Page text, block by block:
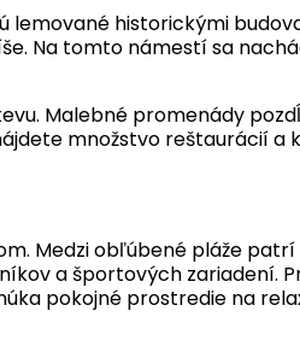
lemované historickými
Na tomto námestí sa
Malebné promenády
množstvo reštaurácií
Medzi obľúbené pláže patrí
a športových zariadení.
pokojné prostredie na